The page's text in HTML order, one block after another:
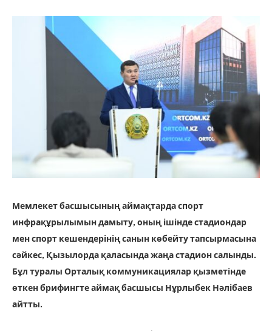
Мемлекет басшысының аймақтарда спорт
инфрақұрылымын дамыту, оның ішінде стадиондар
мен спорт кешендерінің санын көбейту тапсырмасына
сәйкес, Қызылорда қаласында жаңа стадион салынды.
Бұл туралы Орталық коммуникациялар қызметінде
өткен брифингте аймақ басшысы Нұрлыбек Нәлібаев
айтты.